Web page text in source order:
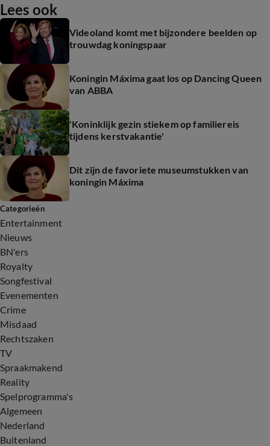
Lees ook
Videoland komt met bijzondere beelden op
trouwdag koningspaar
Koningin Máxima gaat los op Dancing Queen
van ABBA
'Koninklijk gezin stiekem op familiereis
tijdens kerstvakantie'
Dit zijn de favoriete museumstukken van
koningin Máxima
Categorieën
Entertainment
Nieuws
BN'ers
Royalty
Songfestival
Evenementen
Crime
Misdaad
Rechtszaken
TV
Spraakmakend
Reality
Spelprogramma's
Algemeen
Nederland
Buitenland